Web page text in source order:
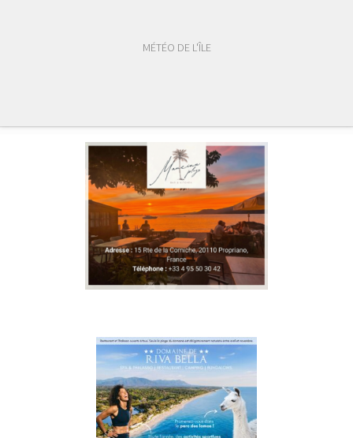
MÉTÉO DE L'ÎLE